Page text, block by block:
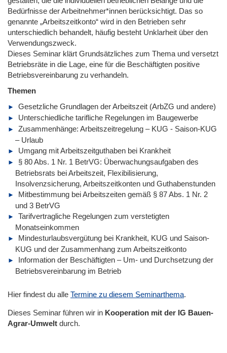
Bedürfnisse der Arbeitnehmer*innen berücksichtigt. Das so
genannte „Arbeitszeitkonto“ wird in den Betrieben sehr
unterschiedlich behandelt, häufig besteht Unklarheit über den
Verwendungszweck.
Dieses Seminar klärt Grundsätzliches zum Thema und versetzt
Betriebsräte in die Lage, eine für die Beschäftigten positive
Betriebsvereinbarung zu verhandeln.
Themen
Gesetzliche Grundlagen der Arbeitszeit (ArbZG und andere)
Unterschiedliche tarifliche Regelungen im Baugewerbe
Zusammenhänge: Arbeitszeitregelung – KUG - Saison-KUG
– Urlaub
Umgang mit Arbeitszeitguthaben bei Krankheit
§ 80 Abs. 1 Nr. 1 BetrVG: Überwachungsaufgaben des
Betriebsrats bei Arbeitszeit, Flexibilisierung,
Insolvenzsicherung, Arbeitszeitkonten und Guthabenstunden
Mitbestimmung bei Arbeitszeiten gemäß § 87 Abs. 1 Nr. 2
und 3 BetrVG
Tarifvertragliche Regelungen zum verstetigten
Monatseinkommen
Mindesturlaubsvergütung bei Krankheit, KUG und Saison-
KUG und der Zusammenhang zum Arbeitszeitkonto
Information der Beschäftigten – Um- und Durchsetzung der
Betriebsvereinbarung im Betrieb
Hier findest du alle Termine zu diesem Seminarthema.
Dieses Seminar führen wir in Kooperation mit der IG Bauen-
Agrar-Umwelt durch.